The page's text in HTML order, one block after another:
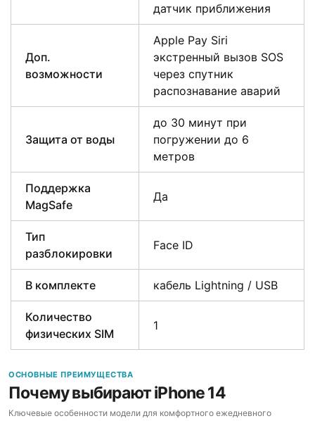
датчик приближения
Доп.
возможности
Apple Pay Siri
экстренный вызов SOS
через спутник
распознавание аварий
Защита от воды
до 30 минут при
погружении до 6
метров
Поддержка
MagSafe
Да
Тип
разблокировки
Face ID
В комплекте кабель Lightning / USB
Количество
физических SIM
1
ОСНОВНЫЕ ПРЕИМУЩЕСТВА
Почему выбирают iPhone 14
Ключевые особенности модели для комфортного ежедневного